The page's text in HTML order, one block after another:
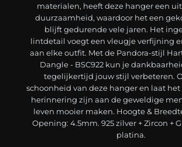
materialen, heeft deze hanger een
duurzaamheid, waardoor het een
blijft gedurende vele jaren. Het
lintdetail voegt een vleugje verfijning
aan elke outfit. Met de Pandora-stijl
Dangle - BSC922 kun je
tegelijkertijd jouw stijl verbeteren.
schoonheid van deze hanger en laat
herinnering zijn aan de geweldige
leven mooier maken. Hoogte &
Opening: 4.5mm. 925 zilver + Zircon +
platina.